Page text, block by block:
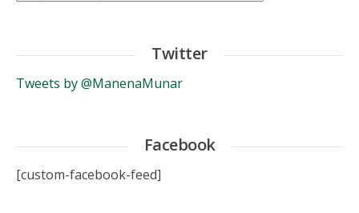
Twitter
Tweets by @ManenaMunar
Facebook
[custom-facebook-feed]